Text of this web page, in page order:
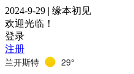
2024-9-29 | 缘本初见
欢迎光临！
登录
注册
兰开斯特 29°